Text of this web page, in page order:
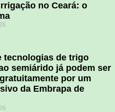
no Ceará: o
tecnologias de trigo
semiárido já podem ser
por um
da Embrapa de